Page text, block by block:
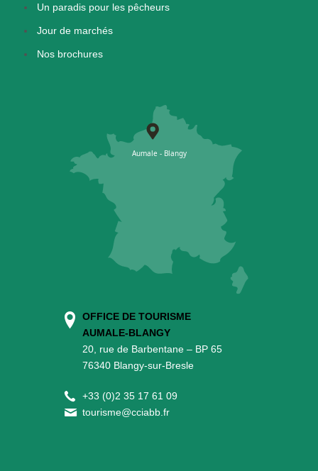
Un paradis pour les pêcheurs
Jour de marchés
Nos brochures
OFFICE DE TOURISME
AUMALE-BLANGY
20, rue de Barbentane – BP 65
76340 Blangy-sur-Bresle
+33 (0)2 35 17 61 09
tourisme@cciabb.fr